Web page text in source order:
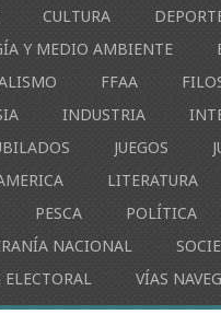
CULTURA
Y MEDIO AMBIENTE
FFAA
INDUSTRIA
JUEGOS
LITERATURA
PESCA POLÍTICA
NACIONAL
ELECTORAL VÍAS